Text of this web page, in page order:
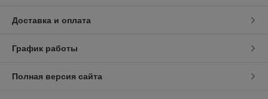
Доставка и оплата
График работы
Полная версия сайта